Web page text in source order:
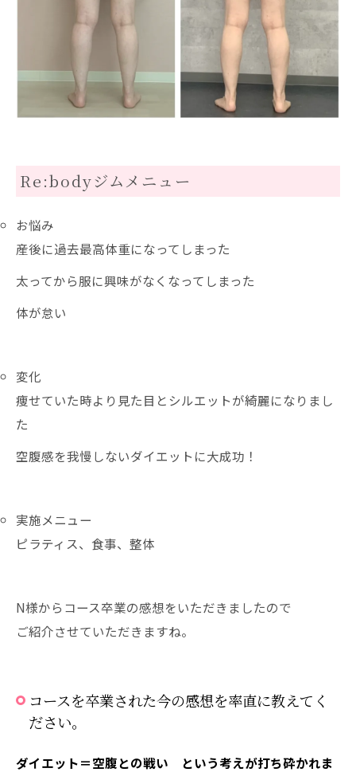
Re:bodyジムメニュー
お悩み
産後に過去最高体重になってしまった
太ってから服に興味がなくなってしまった
体が怠い
変化
痩せていた時より見た目とシルエットが綺麗になりまし
た
空腹感を我慢しないダイエットに大成功！
実施メニュー
ピラティス、食事、整体
N様からコース卒業の感想をいただきましたので
ご紹介させていただきますね。
コースを卒業された今の感想を率直に教えてく
ださい。
ダイエット＝空腹との戦い という考えが打ち砕かれま